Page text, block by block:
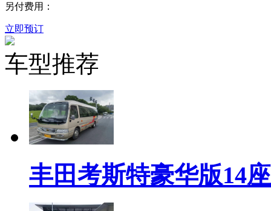
另付费用：
立即预订
车型推荐
丰田考斯特豪华版14座